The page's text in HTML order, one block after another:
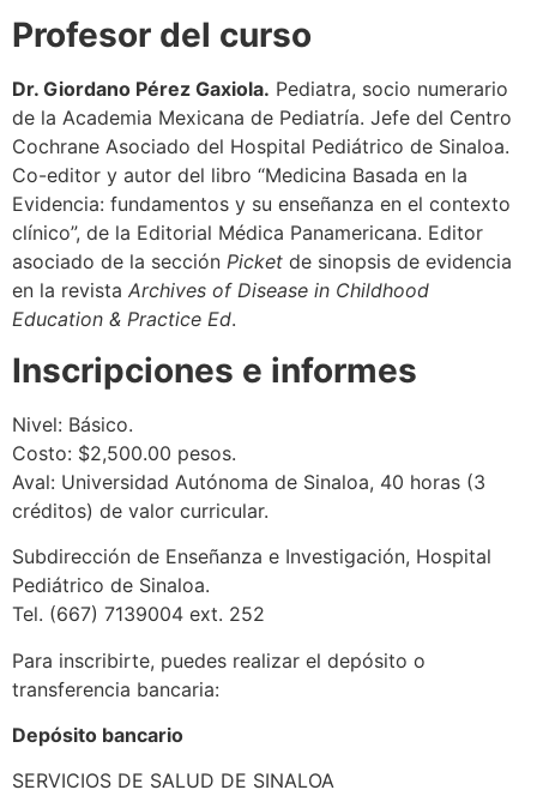
Profesor del curso
Dr. Giordano Pérez Gaxiola. Pediatra, socio numerario
de la Academia Mexicana de Pediatría. Jefe del Centro
Cochrane Asociado del Hospital Pediátrico de Sinaloa.
Co-editor y autor del libro “Medicina Basada en la
Evidencia: fundamentos y su enseñanza en el contexto
clínico”, de la Editorial Médica Panamericana. Editor
asociado de la sección Picket de sinopsis de evidencia
en la revista Archives of Disease in Childhood
Education & Practice Ed.
Inscripciones e informes
Nivel: Básico.
Costo: $2,500.00 pesos.
Aval: Universidad Autónoma de Sinaloa, 40 horas (3
créditos) de valor curricular.
Subdirección de Enseñanza e Investigación, Hospital
Pediátrico de Sinaloa.
Tel. (667) 7139004 ext. 252
Para inscribirte, puedes realizar el depósito o
transferencia bancaria:
Depósito bancario
SERVICIOS DE SALUD DE SINALOA